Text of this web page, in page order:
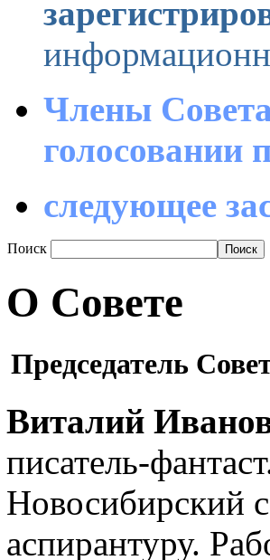
Члены
следующее
Поиск
О Совете
Председатель
Виталий
писатель-
Новосибирский
аспирантуру.